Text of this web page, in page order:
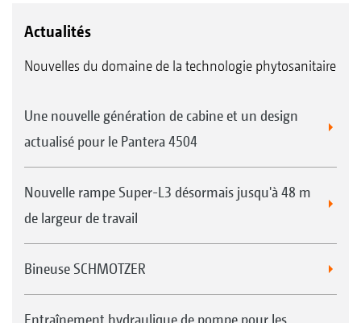
Actualités
Nouvelles du domaine de la technologie phytosanitaire
Une nouvelle génération de cabine et un design
actualisé pour le Pantera 4504
Nouvelle rampe Super-L3 désormais jusqu'à 48 m
de largeur de travail
Bineuse SCHMOTZER
Entraînement hydraulique de pompe pour les